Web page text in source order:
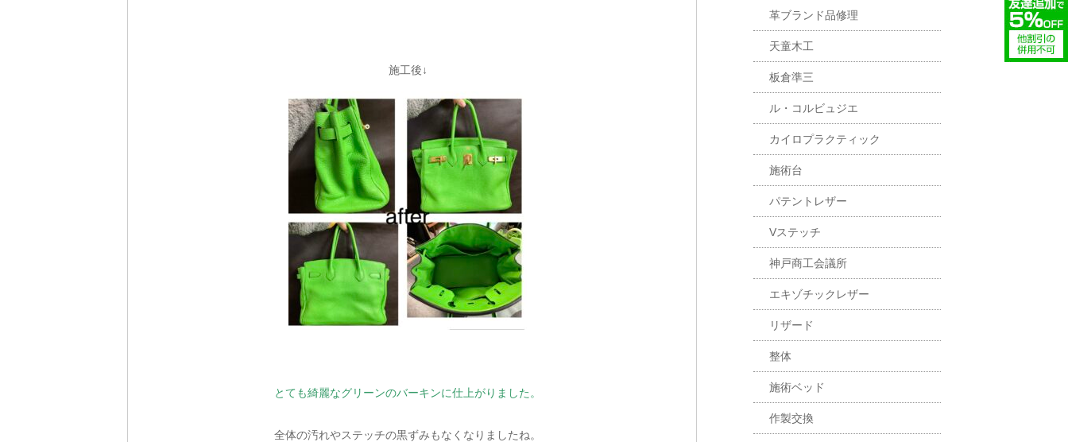
施工後↓
とても綺麗なグリーンのバーキンに仕上がりました。
全体の汚れやステッチの黒ずみもなくなりましたね。
革ブランド品修理
天童木工
板倉準三
ル・コルビュジエ
カイロプラクティック
施術台
パテントレザー
Vステッチ
神戸商工会議所
エキゾチックレザー
リザード
整体
施術ベッド
作製交換